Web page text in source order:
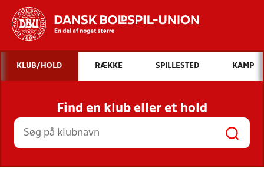
Hvad vil du søge efter?
INDHOLD OG NYHEDER
STILLINGER, RESULTATER, KLUBBER OG
HOLD
KLUB/HOLD RÆKKE SPILLESTED KAMP
Find en klub eller et hold